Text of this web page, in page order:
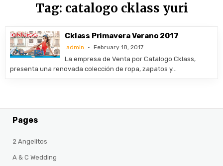
Tag: catalogo cklass yuri
Cklass Primavera Verano 2017
admin February 18, 2017
La empresa de Venta por Catalogo Cklass,
presenta una renovada colección de ropa, zapatos y…
Pages
2 Angelitos
A & C Wedding